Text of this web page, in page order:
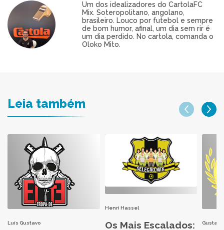
Um dos idealizadores do CartolaFC
Mix. Soteropolitano, angolano,
brasileiro. Louco por futebol e sempre
de bom humor, afinal, um dia sem rir é
um dia perdido. No cartola, comanda o
Oloko Mito.
Leia também
Luís Gustavo
Henri Hassel
Os Mais Escalados: Gustavo